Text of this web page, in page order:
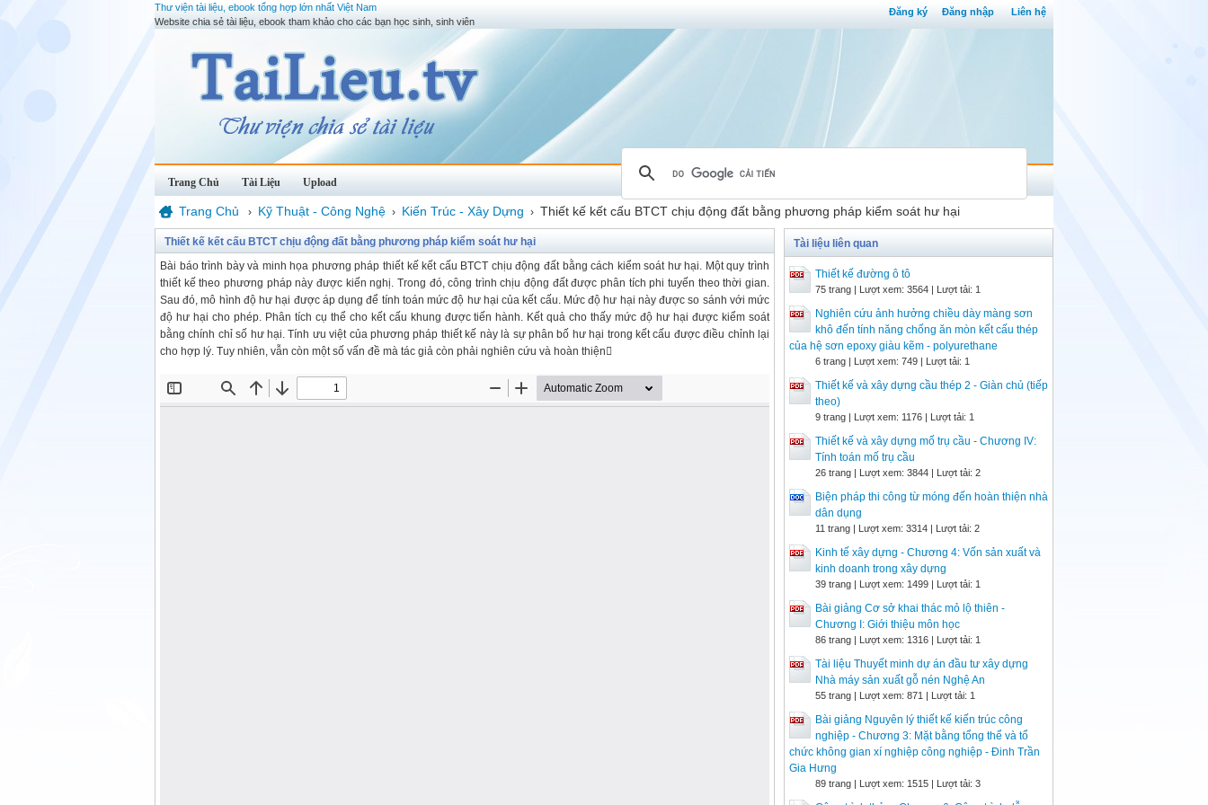
Đăng ký Đăng nhập Liên hệ
Thư viện tài liệu, ebook tổng hợp lớn nhất Việt Nam
Website chia sẻ tài liệu, ebook tham khảo cho các bạn học sinh, sinh viên
Trang Chủ Tài Liệu Upload
Trang Chủ › Kỹ Thuật - Công Nghệ › Kiến Trúc - Xây Dựng › Thiết kế kết cấu BTCT chịu động đất bằng phương pháp kiểm soát hư hại
Thiết kế kết cấu BTCT chịu động đất bằng phương pháp kiểm soát hư hại
Bài báo trình bày và minh họa phương pháp thiết kế kết cấu BTCT chịu động đất bằng cách kiểm soát hư hại. Một quy trình
thiết kế theo phương pháp này được kiến nghị. Trong đó, công trình chịu động đất được phân tích phi tuyến theo thời gian.
Sau đó, mô hình độ hư hại được áp dụng để tính toán mức độ hư hại của kết cấu. Mức độ hư hại này được so sánh với mức
độ hư hại cho phép. Phân tích cụ thể cho kết cấu khung được tiến hành. Kết quả cho thấy mức độ hư hại được kiểm soát
bằng chính chỉ số hư hại. Tính ưu việt của phương pháp thiết kế này là sự phân bố hư hại trong kết cấu được điều chỉnh lại
cho hợp lý. Tuy nhiên, vẫn còn một số vấn đề mà tác giả còn phải nghiên cứu và hoàn thiện
Tài liệu liên quan
Thiết kế đường ô tô
75 trang | Lượt xem: 3564 | Lượt tải: 1
Nghiên cứu ảnh hưởng chiều dày màng sơn
khô đến tính năng chống ăn mòn kết cấu thép
của hệ sơn epoxy giàu kẽm - polyurethane
6 trang | Lượt xem: 749 | Lượt tải: 1
Thiết kế và xây dựng cầu thép 2 - Giàn chủ (tiếp
theo)
9 trang | Lượt xem: 1176 | Lượt tải: 1
Thiết kế và xây dựng mố trụ cầu - Chương IV:
Tính toán mố trụ cầu
26 trang | Lượt xem: 3844 | Lượt tải: 2
Biện pháp thi công từ móng đến hoàn thiện nhà
dân dụng
11 trang | Lượt xem: 3314 | Lượt tải: 2
Kinh tế xây dựng - Chương 4: Vốn sản xuất và
kinh doanh trong xây dựng
39 trang | Lượt xem: 1499 | Lượt tải: 1
Bài giảng Cơ sở khai thác mỏ lộ thiên -
Chương I: Giới thiệu môn học
86 trang | Lượt xem: 1316 | Lượt tải: 1
Tài liệu Thuyết minh dự án đầu tư xây dựng
Nhà máy sản xuất gỗ nén Nghệ An
55 trang | Lượt xem: 871 | Lượt tải: 1
Bài giảng Nguyên lý thiết kế kiến trúc công
nghiệp - Chương 3: Mặt bằng tổng thể và tổ
chức không gian xí nghiệp công nghiệp - Đinh Trần
Gia Hưng
89 trang | Lượt xem: 1515 | Lượt tải: 3